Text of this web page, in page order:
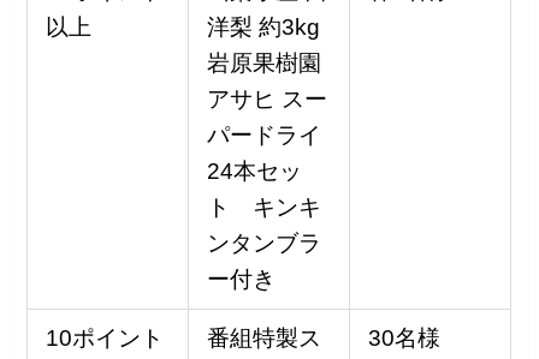
以上
洋梨 約3kg
岩原果樹園
アサヒ スー
パードライ
24本セッ
ト キンキ
ンタンブラ
ー付き
10ポイント
番組特製ス
30名様